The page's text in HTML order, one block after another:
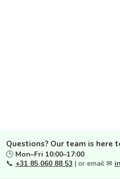
Questions? Our team is here
🕒 Mon–Fri 10:00–17:00
📞 +31 85 060 88 53 | or email ✉